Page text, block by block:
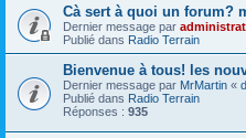
Cà sert à quoi un forum?
Dernier message par
Publié dans Radio Terrain
Bienvenue à tous! les
Dernier message par MrMartin «
Publié dans Radio Terrain
Réponses : 935